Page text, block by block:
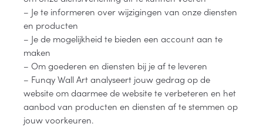
– Je te informeren over wijzigingen van onze diensten
en producten
– Je de mogelijkheid te bieden een account aan te
maken
– Om goederen en diensten bij je af te leveren
– Funqy Wall Art analyseert jouw gedrag op de
website om daarmee de website te verbeteren en het
aanbod van producten en diensten af te stemmen op
jouw voorkeuren.